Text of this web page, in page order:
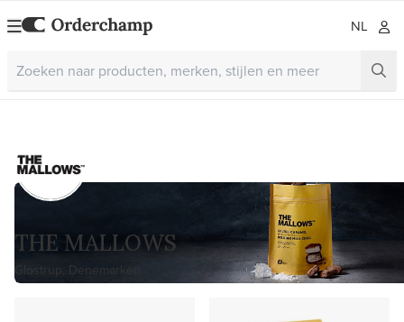
NL
THE MALLOWS
Glostrup, Denemarken